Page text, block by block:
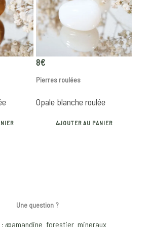
8€
Pierres roulées
Opale blanche roulée
AJOUTER AU PANIER
Une question ?
@amandine_forestier_mineraux